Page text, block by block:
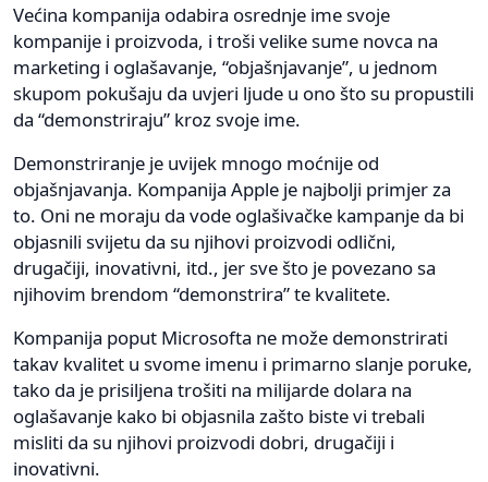
Većina kompanija odabira osrednje ime svoje
kompanije i proizvoda, i troši velike sume novca na
marketing i oglašavanje, “objašnjavanje”, u jednom
skupom pokušaju da uvjeri ljude u ono što su propustili
da “demonstriraju” kroz svoje ime.
Demonstriranje je uvijek mnogo moćnije od
objašnjavanja. Kompanija Apple je najbolji primjer za
to. Oni ne moraju da vode oglašivačke kampanje da bi
objasnili svijetu da su njihovi proizvodi odlični,
drugačiji, inovativni, itd., jer sve što je povezano sa
njihovim brendom “demonstrira” te kvalitete.
Kompanija poput Microsofta ne može demonstrirati
takav kvalitet u svome imenu i primarno slanje poruke,
tako da je prisiljena trošiti na milijarde dolara na
oglašavanje kako bi objasnila zašto biste vi trebali
misliti da su njihovi proizvodi dobri, drugačiji i
inovativni.